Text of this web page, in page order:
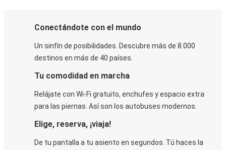
Conectándote con el mundo
Un sinfín de posibilidades. Descubre más de 8.000
destinos en más de 40 países.
Tu comodidad en marcha
Relájate con Wi-Fi gratuito, enchufes y espacio extra
para las piernas. Así son los autobuses modernos.
Elige, reserva, ¡viaja!
De tu pantalla a tu asiento en segundos. Tú haces la